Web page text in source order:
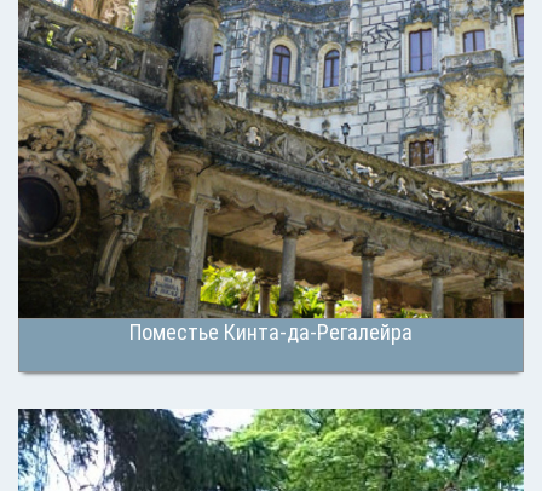
Поместье Кинта-да-Регалейра